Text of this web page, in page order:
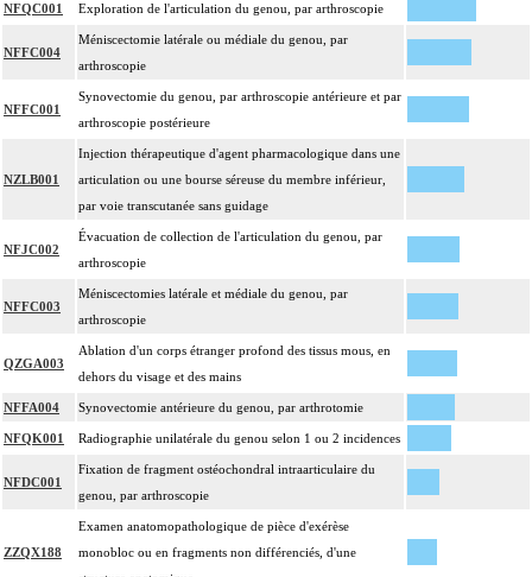
NFQC001 Exploration de l'articulation du genou, par arthroscopie
NFFC004
Méniscectomie latérale ou médiale du genou, par
arthroscopie
NFFC001
Synovectomie du genou, par arthroscopie antérieure et par
arthroscopie postérieure
NZLB001
Injection thérapeutique d'agent pharmacologique dans une
articulation ou une bourse séreuse du membre inférieur,
par voie transcutanée sans guidage
NFJC002
Évacuation de collection de l'articulation du genou, par
arthroscopie
NFFC003
Méniscectomies latérale et médiale du genou, par
arthroscopie
QZGA003
Ablation d'un corps étranger profond des tissus mous, en
dehors du visage et des mains
NFFA004 Synovectomie antérieure du genou, par arthrotomie
NFQK001 Radiographie unilatérale du genou selon 1 ou 2 incidences
NFDC001
Fixation de fragment ostéochondral intraarticulaire du
genou, par arthroscopie
ZZQX188
Examen anatomopathologique de pièce d'exérèse
monobloc ou en fragments non différenciés, d'une